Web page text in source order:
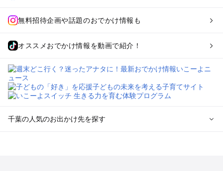
無料招待企画や話題のおでかけ情報も
オススメおでかけ情報を動画で紹介！
千葉の人気のお出かけ先を探す